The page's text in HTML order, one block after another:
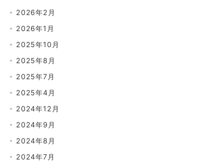
2026年2月
2026年1月
2025年10月
2025年8月
2025年7月
2025年4月
2024年12月
2024年9月
2024年8月
2024年7月